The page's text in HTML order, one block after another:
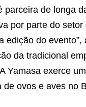
parceira de longa
por parte do
edição do
da tradicional
Yamasa exerce
de ovos e aves no